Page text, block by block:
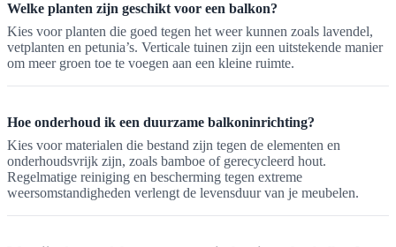
Welke planten zijn geschikt voor een balkon?
Kies voor planten die goed tegen het weer kunnen zoals lavendel,
vetplanten en petunia’s. Verticale tuinen zijn een uitstekende manier
om meer groen toe te voegen aan een kleine ruimte.
Hoe onderhoud ik een duurzame balkoninrichting?
Kies voor materialen die bestand zijn tegen de elementen en
onderhoudsvrijk zijn, zoals bamboe of gerecycleerd hout.
Regelmatige reiniging en bescherming tegen extreme
weersomstandigheden verlengt de levensduur van je meubelen.